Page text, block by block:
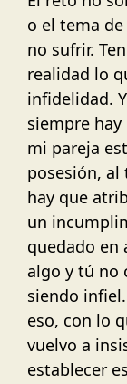
o el tema
no sufrir.
realidad lo
infidelidad.
siempre
mi pareja
posesión, al
hay que
un
quedado en
algo y tú no
siendo
eso, con lo
vuelvo a
establecer